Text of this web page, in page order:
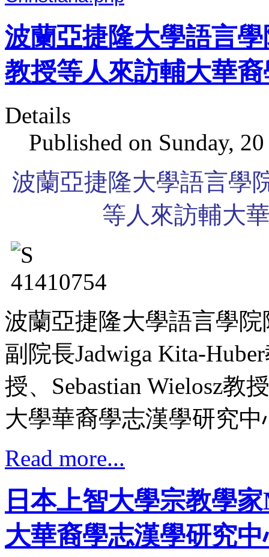
波蘭亞捷隆大學語言學
教授等人來訪輔大華
Details
Published on Sunday,
波蘭亞捷隆大學語言學
等人來訪輔大
波蘭亞捷隆大學語言學院
副院長Jadwiga Kita-
授、Sebastian Wielosz教
大學華裔學志漢學研究中
Read more...
日本上智大學宗教學
大華裔學志漢學研究中